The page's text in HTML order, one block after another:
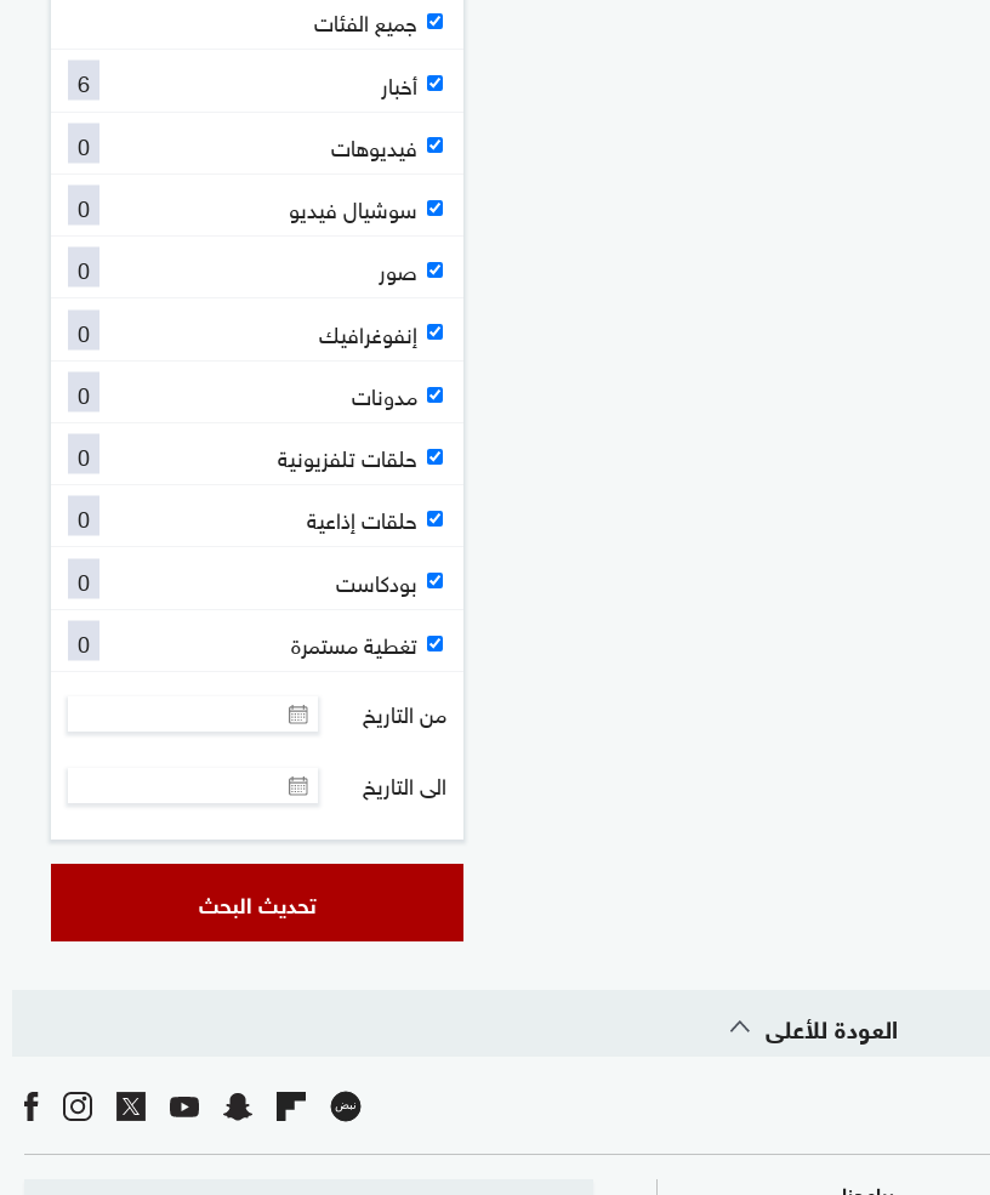
جميع الفئات
أخبار
6
فيديوهات
0
سوشيال فيديو
0
صور
0
إنفوغرافيك
0
مدونات
0
حلقات تلفزيونية
0
حلقات إذاعية
0
بودكاست
0
تغطية مستمرة
0
من التاريخ
الى التاريخ
تحديث البحث
العودة للأعلى